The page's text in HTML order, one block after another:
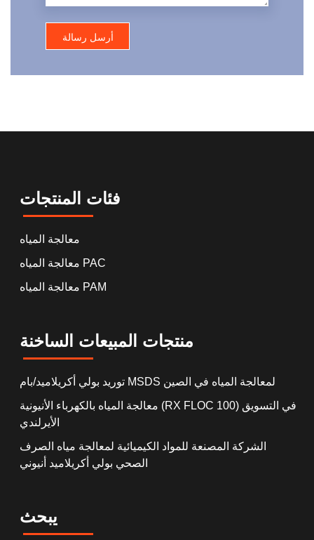
فئات المنتجات
معالجة المياه
معالجة المياه PAC
معالجة المياه PAM
منتجات المبيعات الساخنة
توريد بولي أكريلاميد/بام MSDS لمعالجة المياه في الصين
معالجة المياه بالكهرباء الأنيونية (RX FLOC 100) في التسويق
الأيرلندي
الشركة المصنعة للمواد الكيميائية لمعالجة مياه الصرف
الصحي بولي أكريلاميد أنيوني
يبحث